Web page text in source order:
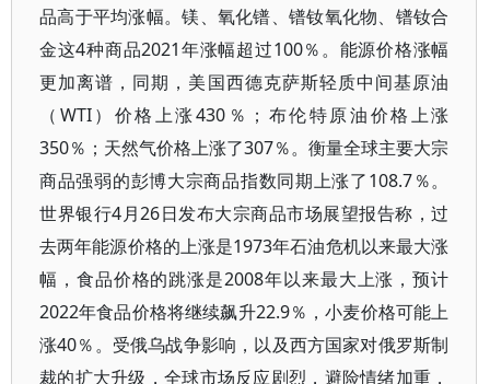
品高于平均涨幅。镁、氧化镨、镨钕氧化物、镨钕合
金这4种商品2021年涨幅超过100％。能源价格涨幅
更加离谱，同期，美国西德克萨斯轻质中间基原油
（WTI）价格上涨430％；布伦特原油价格上涨
350％；天然气价格上涨了307％。衡量全球主要大宗
商品强弱的彭博大宗商品指数同期上涨了108.7％。
世界银行4月26日发布大宗商品市场展望报告称，过
去两年能源价格的上涨是1973年石油危机以来最大涨
幅，食品价格的跳涨是2008年以来最大上涨，预计
2022年食品价格将继续飙升22.9％，小麦价格可能上
涨40％。受俄乌战争影响，以及西方国家对俄罗斯制
裁的扩大升级，全球市场反应剧烈，避险情绪加重，